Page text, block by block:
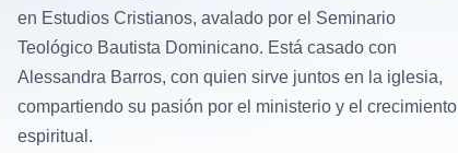
en Estudios Cristianos, avalado por el Seminario
Teológico Bautista Dominicano. Está casado con
Alessandra Barros, con quien sirve juntos en la iglesia,
compartiendo su pasión por el ministerio y el crecimiento
espiritual.